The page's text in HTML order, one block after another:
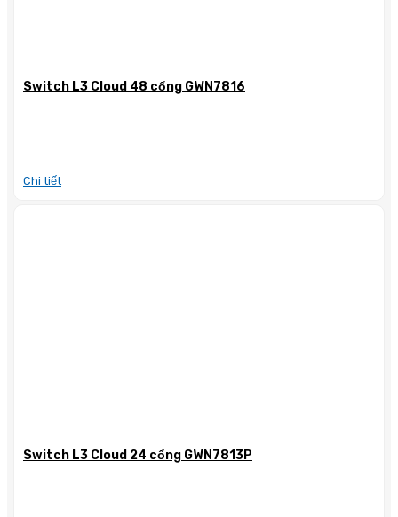
Switch L3 Cloud 48 cổng GWN7816
Chi tiết
Switch L3 Cloud 24 cổng GWN7813P